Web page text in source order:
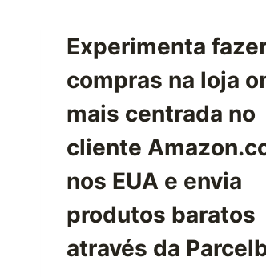
Experimenta
compras na loja
mais centrada no
cliente
nos EUA e envia
produtos baratos
através da